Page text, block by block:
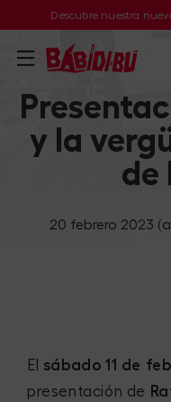
Descubre nuestra
y la
de
20 febrero 2023
El sábado 11 de
presentación de